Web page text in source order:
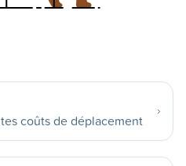
coûts de déplacement